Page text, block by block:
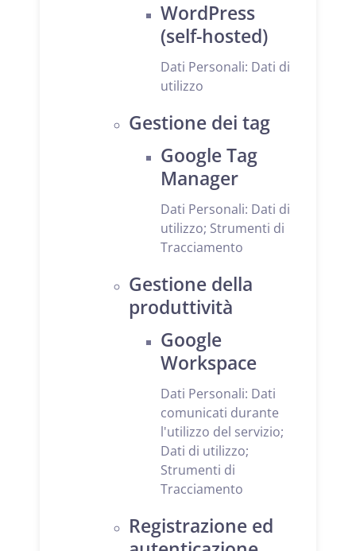
WordPress
(self-hosted)
Dati Personali: Dati di
utilizzo
Gestione dei tag
Google Tag
Manager
Dati Personali: Dati di
utilizzo; Strumenti di
Tracciamento
Gestione della
produttività
Google
Workspace
Dati Personali: Dati
comunicati durante
l'utilizzo del servizio;
Dati di utilizzo;
Strumenti di
Tracciamento
Registrazione ed